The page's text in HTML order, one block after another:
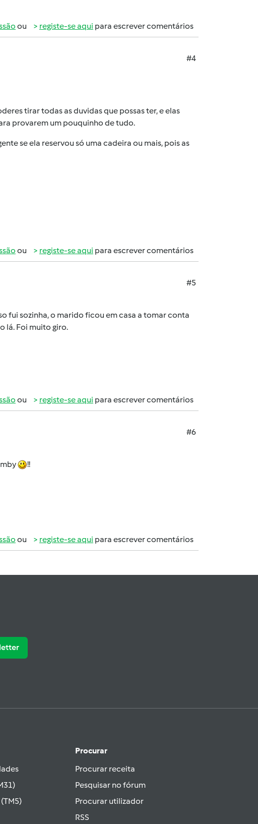
ou registe-se aqui para escrever comentários
#4
tirar todas as duvidas que possas ter, e elas
provarem um pouquinho de tudo.
se ela reservou só uma cadeira ou mais, pois as
ou registe-se aqui para escrever comentários
#5
fui sozinha, o marido ficou em casa a tomar conta
lá. Foi muito giro.
ou registe-se aqui para escrever comentários
#6
!!
ou registe-se aqui para escrever comentários
Procurar
Procurar receita
Pesquisar no fórum
Procurar utilizador
RSS